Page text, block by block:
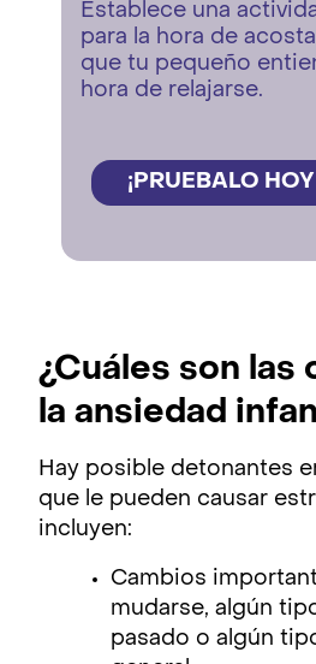
Establece una
para la hora de
que tu pequeño
hora de relajarse.
¡PRUEBALO
¿Cuáles son las
la ansiedad
Hay posible detonantes
que le pueden causar
incluyen:
Cambios
mudarse, algún
pasado o algún